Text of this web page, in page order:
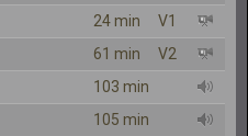
24 min
V1
61 min
V2
103 min
105 min